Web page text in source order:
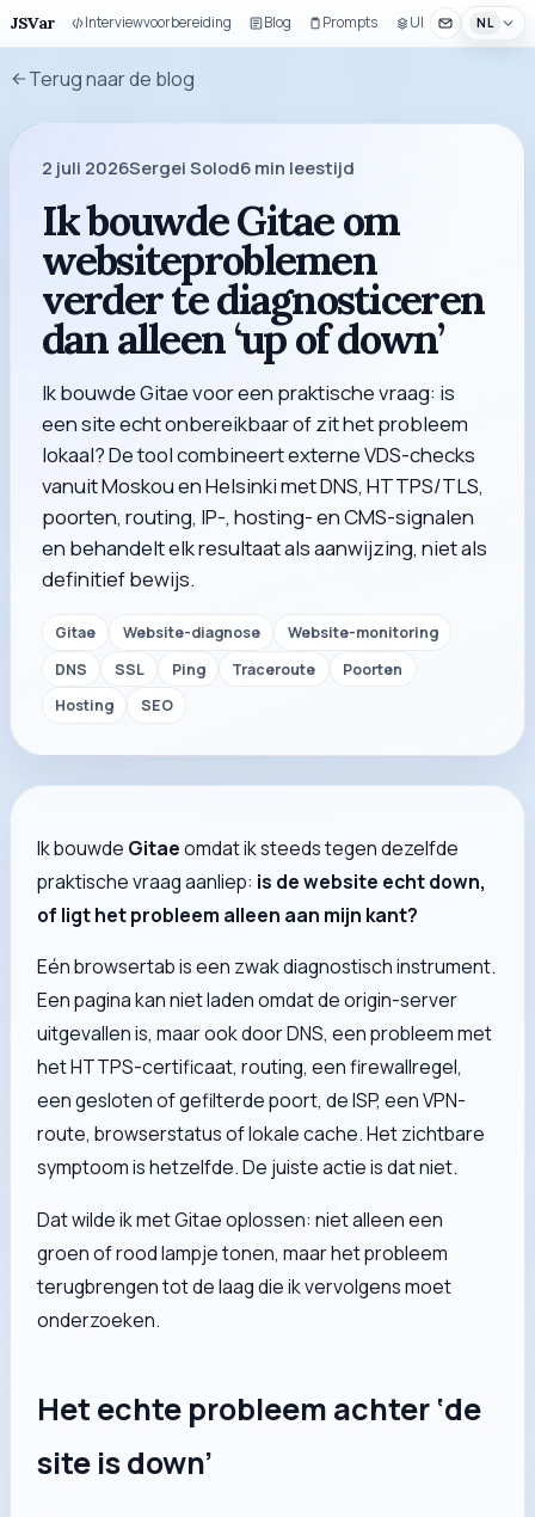
JSVar Interviewvoorbereiding Blog Prompts UI-bouwsetNL
Terug naar de blog
2 juli 2026Sergei Solod6 min leestijd
Ik bouwde Gitae om
websiteproblemen
verder te diagnosticeren
dan alleen ‘up of down’
Ik bouwde Gitae voor een praktische vraag: is
een site echt onbereikbaar of zit het probleem
lokaal? De tool combineert externe VDS-checks
vanuit Moskou en Helsinki met DNS, HTTPS/TLS,
poorten, routing, IP-, hosting- en CMS-signalen
en behandelt elk resultaat als aanwijzing, niet als
definitief bewijs.
Gitae Website-diagnose
Website-monitoring
DNS
SSL Ping Traceroute
Poorten
Hosting
SEO
Ik bouwde Gitaeomdat ik steeds tegen dezelfde
praktische vraag aanliep: is de website echt down,
of ligt het probleem alleen aan mijn kant?
Eén browsertab is een zwak diagnostisch instrument.
Een pagina kan niet laden omdat de origin-server
uitgevallen is, maar ook door DNS, een probleem met
het HTTPS-certificaat, routing, een firewallregel,
een gesloten of gefilterde poort, de ISP, een VPN-
route, browserstatus of lokale cache. Het zichtbare
symptoom is hetzelfde. De juiste actie is dat niet.
Dat wilde ik met Gitae oplossen: niet alleen een
groen of rood lampje tonen, maar het probleem
terugbrengen tot de laag die ik vervolgens moet
onderzoeken.
Het echte probleem achter ‘de
site is down’